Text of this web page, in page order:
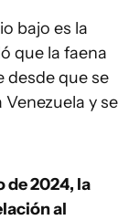
bajo es la
que la faena
que se
y se
de 2024, la
al